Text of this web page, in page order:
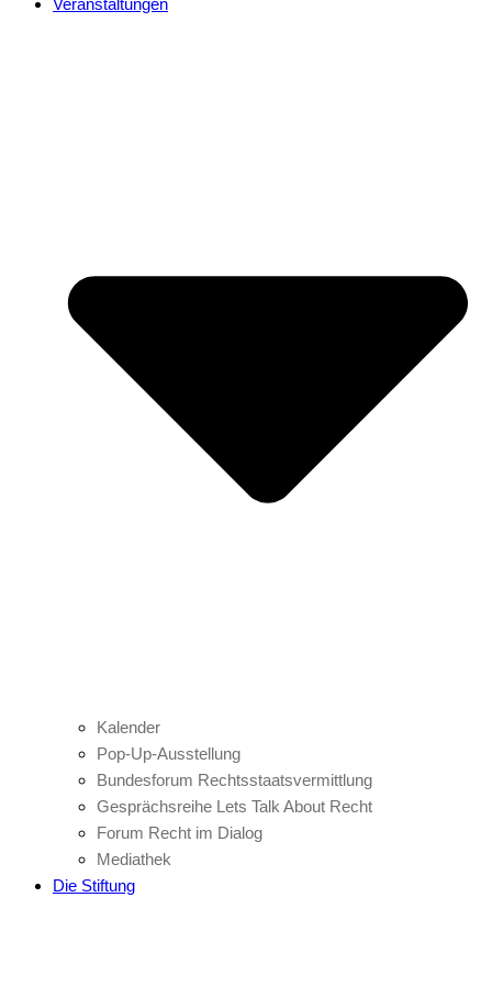
Veranstaltungen
Kalender
Pop-Up-Ausstellung
Bundesforum Rechtsstaatsvermittlung
Gesprächsreihe Lets Talk About Recht
Forum Recht im Dialog
Mediathek
Die Stiftung